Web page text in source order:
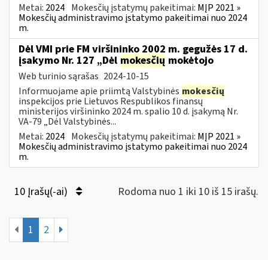
Metai: 2024 Mokesčių įstatymų pakeitimai: MĮP 2021 »
Mokesčių administravimo įstatymo pakeitimai nuo 2024
m.
Dėl VMI prie FM viršininko 2002 m. gegužės 17 d.
įsakymo Nr. 127 „Dėl mokesčių mokėtojo
Web turinio sąrašas 2024-10-15
Informuojame apie priimtą Valstybinės mokesčių
inspekcijos prie Lietuvos Respublikos finansų
ministerijos viršininko 2024 m. spalio 10 d. įsakymą Nr.
VA-79 „Dėl Valstybinės...
Metai: 2024 Mokesčių įstatymų pakeitimai: MĮP 2021 »
Mokesčių administravimo įstatymo pakeitimai nuo 2024
m.
10 Įrašų(-ai) Rodoma nuo 1 iki 10 iš 15 irašų.
1 2